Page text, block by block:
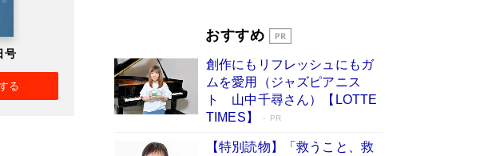
号
る
皇陛下はお元気でおられるか」がサウジ国王の第
東野圭吾、伊坂幸太郎の人気シリーズ最新作どち
らも文庫化 映画化された直木賞受賞作もランク
イン［文庫ベストセラー］
Book Bang
おすすめ
創作にもリフレッシュにもガ
ムを愛用（ジャズピアニス
ト 山中千尋さん）【LOTTE
TIMES】
PR
【特別読物】「救うこと、救